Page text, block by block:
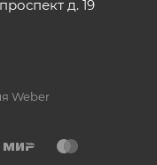
д. 19
Weber